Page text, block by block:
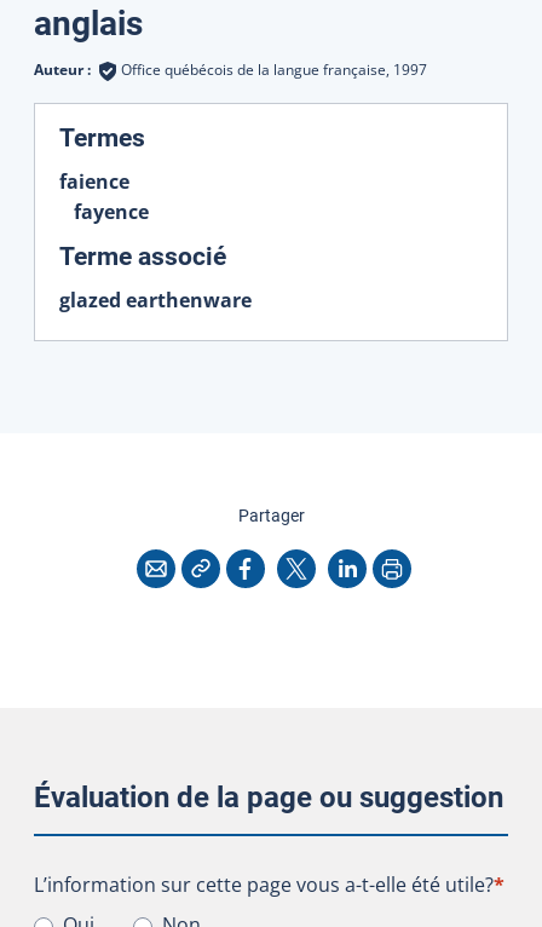
Traductions
anglais
Auteur : Office québécois de la langue française, 1997
Termes
faience
fayence
Terme associé:
glazed earthenware
Partagercette page
CourrielCopier l'adresse
Facebook
X LinkedInImprimer
Évaluation de la page ou suggestion
L’information sur cette page vous a-t-elle été utile?
L’information sur cette page vous a-t-elle été utile?*